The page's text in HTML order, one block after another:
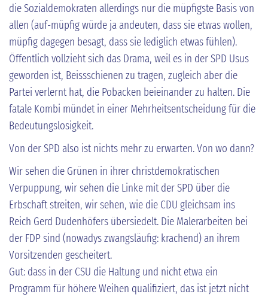
die Sozialdemokraten allerdings nur die müpfigste Basis von
allen (auf-müpfig würde ja andeuten, dass sie etwas wollen,
müpfig dagegen besagt, dass sie lediglich etwas fühlen).
Öffentlich vollzieht sich das Drama, weil es in der SPD Usus
geworden ist, Beissschienen zu tragen, zugleich aber die
Partei verlernt hat, die Pobacken beieinander zu halten. Die
fatale Kombi mündet in einer Mehrheitsentscheidung für die
Bedeutungslosigkeit.
Von der SPD also ist nichts mehr zu erwarten. Von wo dann?
Wir sehen die Grünen in ihrer christdemokratischen
Verpuppung, wir sehen die Linke mit der SPD über die
Erbschaft streiten, wir sehen, wie die CDU gleichsam ins
Reich Gerd Dudenhöfers übersiedelt. Die Malerarbeiten bei
der FDP sind (nowadys zwangsläufig: krachend) an ihrem
Vorsitzenden gescheitert.
Gut: dass in der CSU die Haltung und nicht etwa ein
Programm für höhere Weihen qualifiziert, das ist jetzt nicht